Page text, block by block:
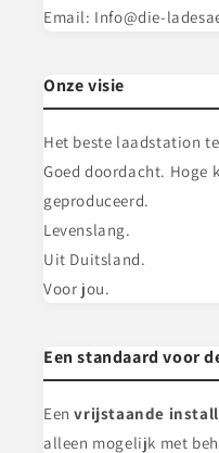
Email: Info@die-
Onze visie
Het beste laadstation
Goed doordacht.
geproduceerd.
Levenslang.
Uit Duitsland.
Voor jou.
Een standaard voor
Eenvrijstaande
alleen mogelijk met